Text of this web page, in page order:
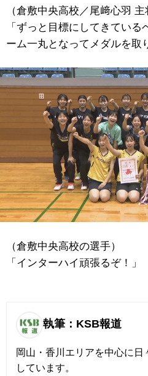
（倉敷中央高校／尾﨑心羽 主
「ずっと目標にしてきてい
ーム一丸となってメダルを取
（倉敷中央高校の選手）
「インターハイ頑張るぞ！」
執筆：KSB報道
岡山・香川エリアを中心に
しています。